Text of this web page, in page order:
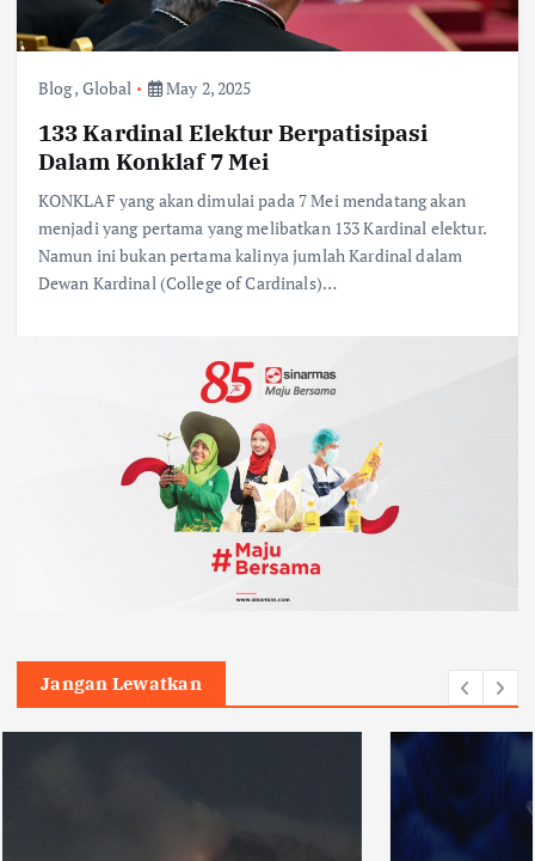
Blog, Global May 2, 2025
133 Kardinal Elektur Berpatisipasi
Dalam Konklaf 7 Mei
KONKLAF yang akan dimulai pada 7 Mei mendatang akan
menjadi yang pertama yang melibatkan 133 Kardinal elektur.
Namun ini bukan pertama kalinya jumlah Kardinal dalam
Dewan Kardinal (College of Cardinals)…
Jangan Lewatkan